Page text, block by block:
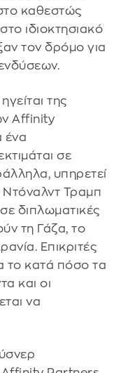
καθεστώς
ιδιοκτησιακό
τον δρόμο για
της
Affinity
ένα
σε
υπηρετεί
Ντόναλντ Τραμπ
διπλωματικές
τη Γάζα, το
Επικριτές
το κατά πόσο τα
και οι
να